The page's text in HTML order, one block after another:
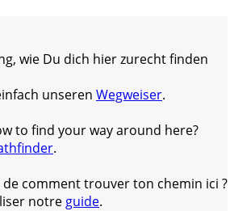
wie Du dich hier zurecht finden
unseren Wegweiser.
to find your way around here?
.
de comment trouver ton chemin ici ?
notre guide.